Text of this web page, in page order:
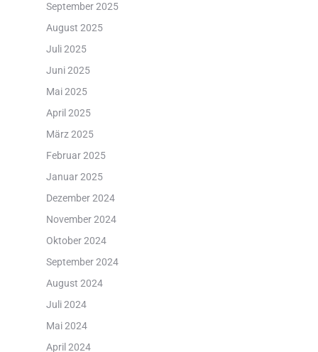
September 2025
August 2025
Juli 2025
Juni 2025
Mai 2025
April 2025
März 2025
Februar 2025
Januar 2025
Dezember 2024
November 2024
Oktober 2024
September 2024
August 2024
Juli 2024
Mai 2024
April 2024